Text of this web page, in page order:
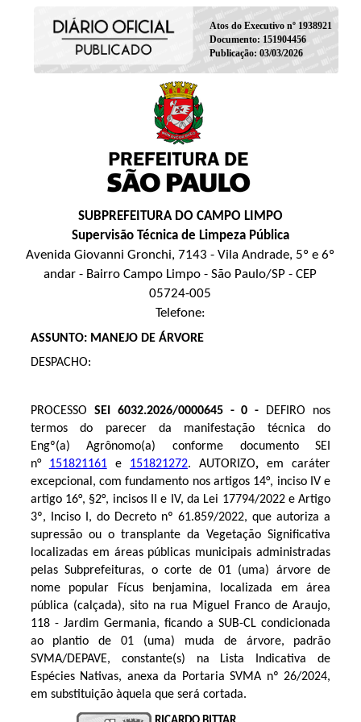
Atos do Executivo nº 1938921
Documento: 151904456
Publicação: 03/03/2026
SUBPREFEITURA DO CAMPO LIMPO
Supervisão Técnica de Limpeza Pública
Avenida Giovanni Gronchi, 7143 - Vila Andrade, 5º e 6º
andar - Bairro Campo Limpo - São Paulo/SP - CEP
05724-005
Telefone:
ASSUNTO: MANEJO DE ÁRVORE
DESPACHO:
PROCESSO SEI 6032.2026/0000645 - 0 - DEFIRO nos
termos do parecer da manifestação técnica do
Engº(a) Agrônomo(a) conforme documento SEI
n° 151821161e 151821272. AUTORIZO, em caráter
excepcional, com fundamento nos artigos 14°, inciso IV e
artigo 16°, §2°, incisos II e IV, da Lei 17794/2022e Artigo
3º, Inciso I, do Decreto nº 61.859/2022, que autoriza a
supressão ou o transplante da Vegetação Significativa
localizadas em áreas públicas municipais administradas
pelas Subprefeituras, o corte de 01 (uma) árvore de
nome popular Fícus benjamina, localizada em área
pública (calçada), sito na rua Miguel Franco de Araujo,
118 - Jardim Germania, ficando a SUB-CL condicionada
ao plantio de 01 (uma) muda de árvore, padrão
SVMA/DEPAVE, constante(s) na Lista Indicativa de
Espécies Nativas, anexa da Portaria SVMA nº 26/2024,
em substituição àquela que será cortada.